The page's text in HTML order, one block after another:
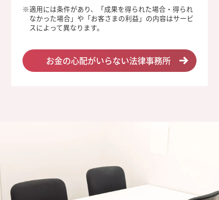
※適用には条件があり、「成果を得られた場合・得られ
なかった場合」や「お客さまの利益」の内容はサービ
スによって異なります。
お金の心配がいらない法律事務所